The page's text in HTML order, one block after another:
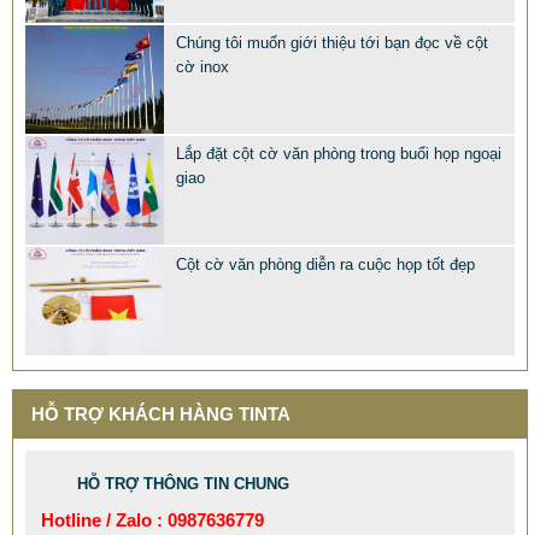
MẪU XE ĐẨY INOX ĐẸP GIÁ RẺ - XE ĐẨY HÀNH LÝ SÂN
BAY TẠI TPHCM THƯƠNG HIỆU TINTA
Chúng tôi muốn giới thiệu tới bạn đọc về cột
cờ inox
Lắp đặt cột cờ văn phòng trong buổi họp ngoại
giao
Cột cờ văn phòng diễn ra cuộc họp tốt đẹp
HỖ TRỢ KHÁCH HÀNG TINTA
HỖ TRỢ THÔNG TIN CHUNG
Hotline / Zalo : 0987636779